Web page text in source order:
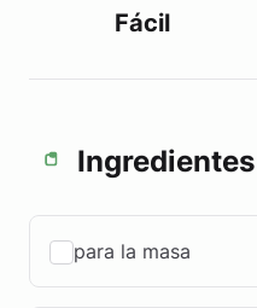
Fácil
Ingredientes
para la masa